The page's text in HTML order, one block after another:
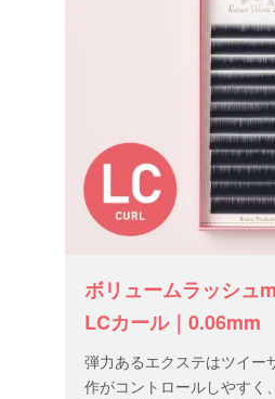
ボリュームラッシュ
LCカール｜0.06mm
弾力あるエクステはツイー
作がコントロールしやすく